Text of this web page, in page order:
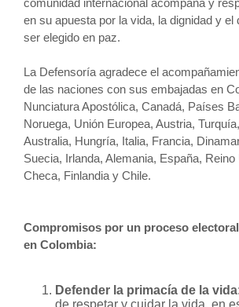
comunidad internacional acompaña y
en su apuesta por la vida, la dignidad y el
ser elegido en paz.
La Defensoría agradece el
de las naciones con sus embajadas en
Nunciatura Apostólica, Canadá, Países
Noruega, Unión Europea, Austria,
Australia, Hungría, Italia, Francia,
Suecia, Irlanda, Alemania, España,
Checa, Finlandia y Chile.
Compromisos por un proceso
en Colombia:
Defender la primacía de la vida
de respetar y cuidar la vida, en